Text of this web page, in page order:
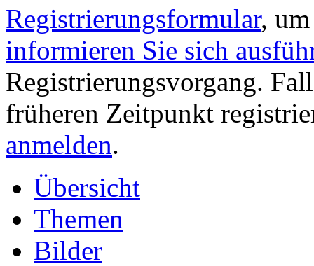
Registrierungsformular,
informieren Sie sich
Registrierungsvorgang.
früheren Zeitpunkt
anmelden.
Übersicht
Themen
Bilder